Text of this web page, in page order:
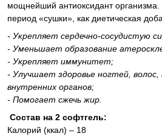
мощнейший антиоксидант организма.
период «сушки», как диетическая
- Укрепляет сердечно-сосудистую
- Уменьшает образование
- Укрепляет иммунитет;
- Улучшает здоровье ногтей, волос,
внутренних органов;
- Помогает сжечь жир.
Состав на 2 софтгель:
Калорий (ккал) – 18